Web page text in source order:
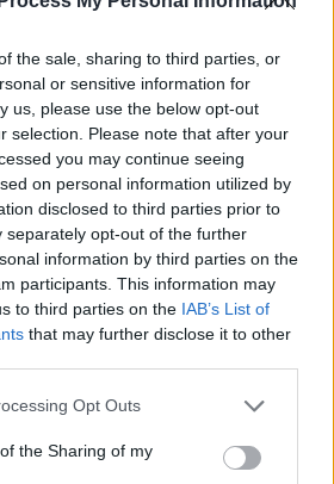
the sale, sharing to third parties, or
or sensitive information for
us, please use the below opt-out
selection. Please note that after your
you may continue seeing
on personal information utilized by
disclosed to third parties prior to
separately opt-out of the further
information by third parties on the
participants. This information may
to third parties on the IAB’s List of
that may further disclose it to other
Opt Outs
the Sharing of my
Mobil bevétel és profitsorokon
a nyitás előtt 2%-os
a részvények
cikkünk2010.04.29 14:31
az Exxon, mint ahogy az elemzők
tegnap bejelentette, hogy 1.2
hírarchívumához
előfizetéses
tartalmazza: